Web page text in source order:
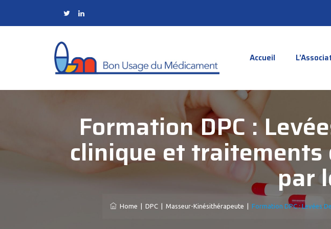
Accueil
Formation DPC :
clinique et traitements
par
Home DPC Masseur-Kinésithérapeute Formation DPC : Levées